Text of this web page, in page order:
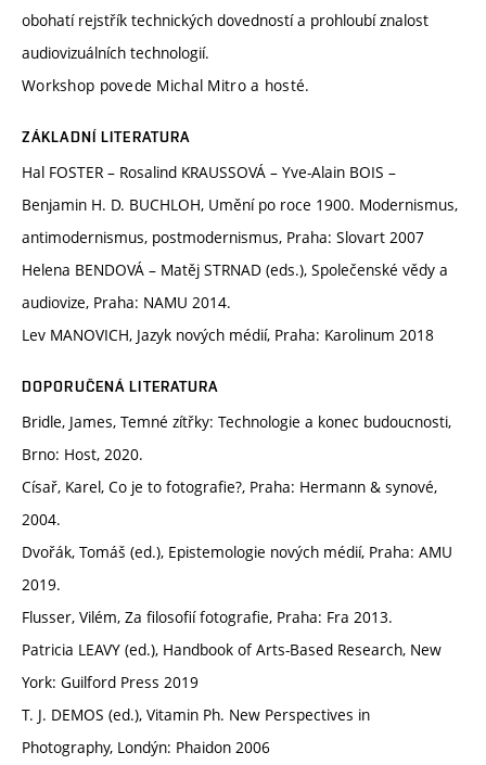
obohatí rejstřík technických dovedností a prohloubí znalost
audiovizuálních technologií.
Workshop povede Michal Mitro a hosté.
ZÁKLADNÍ LITERATURA
Hal FOSTER – Rosalind KRAUSSOVÁ – Yve-Alain BOIS –
Benjamin H. D. BUCHLOH, Umění po roce 1900. Modernismus,
antimodernismus, postmodernismus, Praha: Slovart 2007
Helena BENDOVÁ – Matěj STRNAD (eds.), Společenské vědy a
audiovize, Praha: NAMU 2014.
Lev MANOVICH, Jazyk nových médií, Praha: Karolinum 2018
DOPORUČENÁ LITERATURA
Bridle, James, Temné zítřky: Technologie a konec budoucnosti,
Brno: Host, 2020.
Císař, Karel, Co je to fotografie?, Praha: Hermann & synové,
2004.
Dvořák, Tomáš (ed.), Epistemologie nových médií, Praha: AMU
2019.
Flusser, Vilém, Za filosofií fotografie, Praha: Fra 2013.
Patricia LEAVY (ed.), Handbook of Arts-Based Research, New
York: Guilford Press 2019
T. J. DEMOS (ed.), Vitamin Ph. New Perspectives in
Photography, Londýn: Phaidon 2006